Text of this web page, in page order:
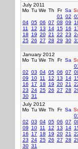
July 2011
Mo Tu We Th Fr Sa
01
02
04 05 06 07 08 09
11
12 13 14 15 16
18
19 20 21 22 23
25 26 27 28 29 30
January 2012
Mo Tu We Th Fr Sa
02 03 04 05 06 07
09
10 11 12 13 14
16
17 18 19 20 21
23 24 25 26 27 28
30 31
July 2012
Mo Tu We Th Fr Sa
02 03 04 05 06 07
09
10 11 12 13 14
16
17 18 19 20 21
23 24 25 26 27 28
30 31